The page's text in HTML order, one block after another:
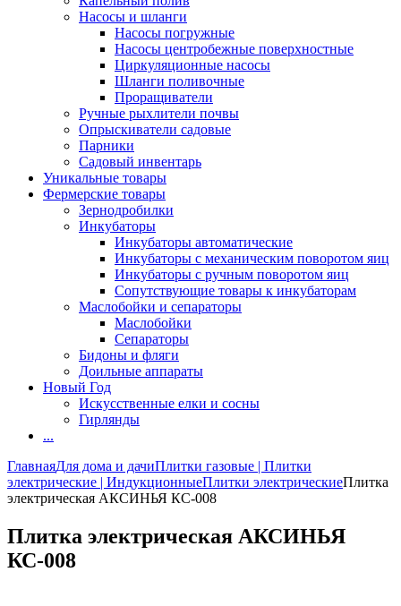
Насосы и шланги
Насосы погружные
Насосы центробежные поверхностные
Циркуляционные насосы
Шланги поливочные
Проращиватели
Ручные рыхлители почвы
Опрыскиватели садовые
Парники
Садовый инвентарь
Уникальные товары
Фермерские товары
Зернодробилки
Инкубаторы
Инкубаторы автоматические
Инкубаторы с механическим поворотом яиц
Инкубаторы с ручным поворотом яиц
Сопутствующие товары к инкубаторам
Маслобойки и сепараторы
Маслобойки
Сепараторы
Бидоны и фляги
Доильные аппараты
Новый Год
Искусственные елки и сосны
Гирлянды
...
ГлавнаяДля дома и дачиПлитки газовые | Плитки
электрические | ИндукционныеПлитки электрическиеПлитка
электрическая АКСИНЬЯ КС-008
Плитка электрическая АКСИНЬЯ
КС-008